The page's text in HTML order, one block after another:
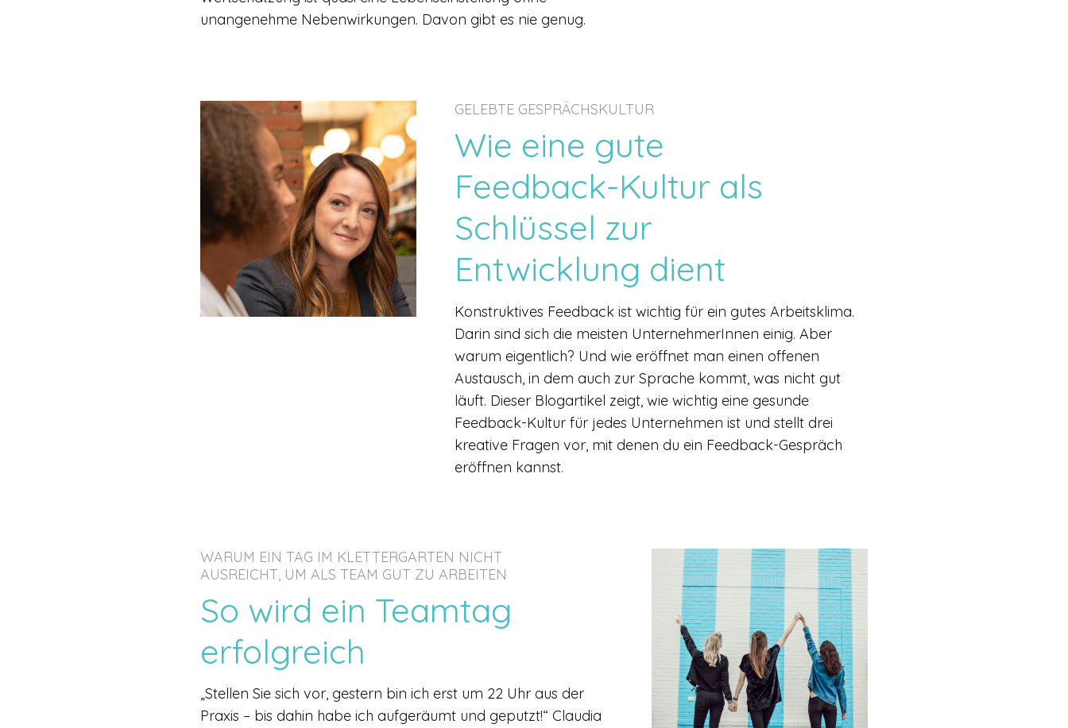
unangenehme Nebenwirkungen. Davon gibt es nie genug.
GELEBTE GESPRÄCHSKULTUR
Wie eine gute
Feedback-Kultur als
Schlüssel zur
Entwicklung dient
Konstruktives Feedback ist wichtig für ein gutes Arbeitsklima.
Darin sind sich die meisten UnternehmerInnen einig. Aber
warum eigentlich? Und wie eröffnet man einen offenen
Austausch, in dem auch zur Sprache kommt, was nicht gut
läuft. Dieser Blogartikel zeigt, wie wichtig eine gesunde
Feedback-Kultur für jedes Unternehmen ist und stellt drei
kreative Fragen vor, mit denen du ein Feedback-Gespräch
eröffnen kannst.
WARUM EIN TAG IM KLETTERGARTEN NICHT
AUSREICHT, UM ALS TEAM GUT ZU ARBEITEN
So wird ein Teamtag
erfolgreich
„Stellen Sie sich vor, gestern bin ich erst um 22 Uhr aus der
Praxis – bis dahin habe ich aufgeräumt und geputzt!“ Claudia